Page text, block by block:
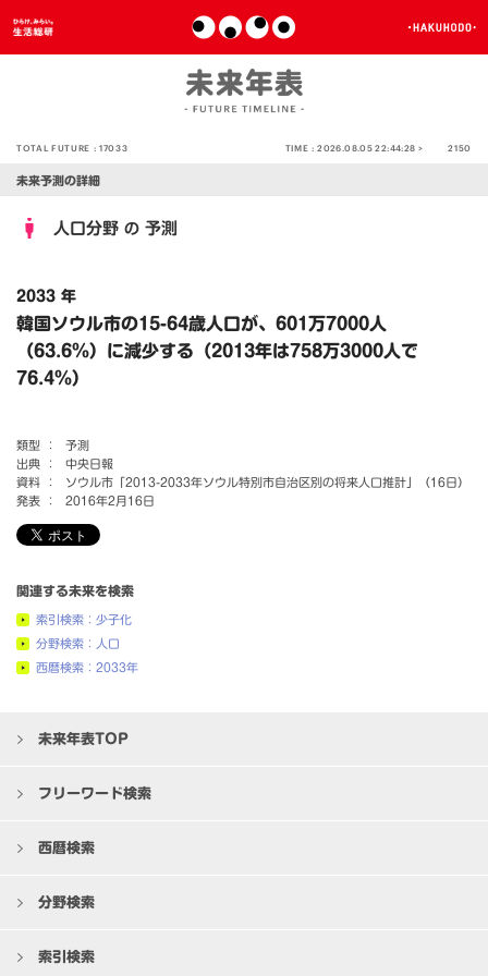
TOTAL FUTURE :17033 TIME :2026.08.05 22:44:28 > 2150
未来予測の詳細
人口分野 の 予測
2033 年
韓国ソウル市の15-64歳人口が、601万7000人
（63.6％）に減少する（2013年は758万3000人で
76.4％）
類型 ：
予測
出典 ：
中央日報
資料 ：
ソウル市「2013-2033年ソウル特別市自治区別の将来人口推計」（16日）
発表 ：
2016年2月16日
関連する未来を検索
索引検索：少子化
分野検索：人口
西暦検索：2033年
未来年表TOP
フリーワード検索
西暦検索
分野検索
索引検索